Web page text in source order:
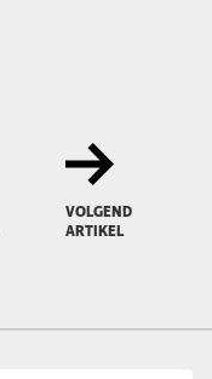
VOLGEND
ARTIKEL